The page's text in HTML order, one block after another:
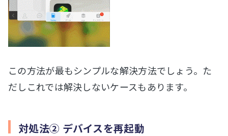
この方法が最もシンプルな解決方法でしょう。た
だしこれでは解決しないケースもあります。
対処法② デバイスを再起動